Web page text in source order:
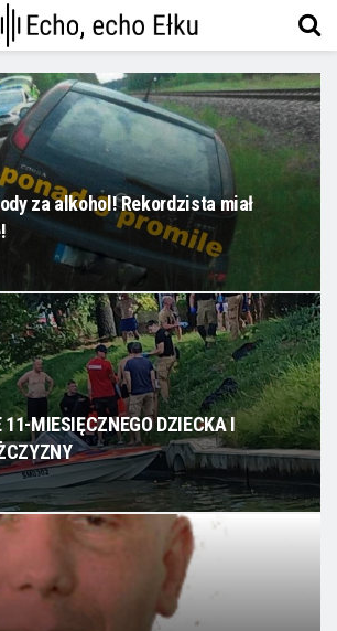
za alkohol! Rekordzista miał
MIESIĘCZNEGO DZIECKA I